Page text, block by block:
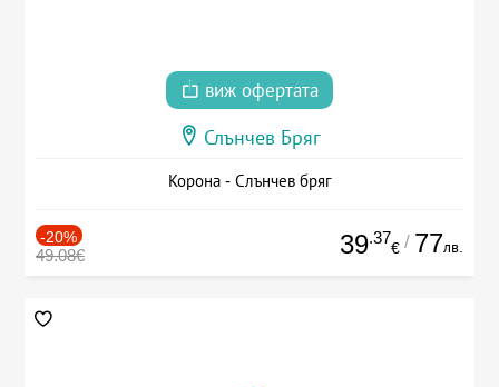
виж офертата
Слънчев Бряг
Корона - Слънчев бряг
-20%
49.08€ 39.37
€ / 77лв.